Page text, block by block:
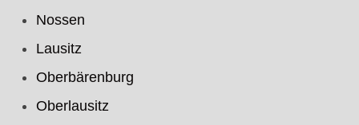
Nossen
Lausitz
Oberbärenburg
Oberlausitz